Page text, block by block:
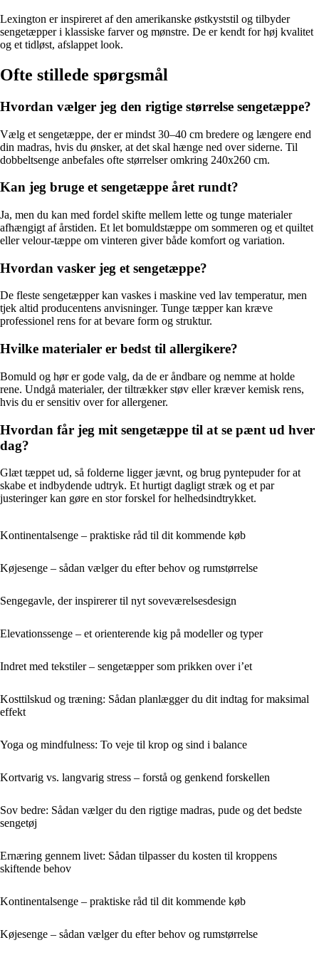
Lexington er inspireret af den amerikanske østkyststil og tilbyder
sengetæpper i klassiske farver og mønstre. De er kendt for høj kvalitet
og et tidløst, afslappet look.
Ofte stillede spørgsmål
Hvordan vælger jeg den rigtige størrelse sengetæppe?
Vælg et sengetæppe, der er mindst 30–40 cm bredere og længere end
din madras, hvis du ønsker, at det skal hænge ned over siderne. Til
dobbeltsenge anbefales ofte størrelser omkring 240x260 cm.
Kan jeg bruge et sengetæppe året rundt?
Ja, men du kan med fordel skifte mellem lette og tunge materialer
afhængigt af årstiden. Et let bomuldstæppe om sommeren og et quiltet
eller velour-tæppe om vinteren giver både komfort og variation.
Hvordan vasker jeg et sengetæppe?
De fleste sengetæpper kan vaskes i maskine ved lav temperatur, men
tjek altid producentens anvisninger. Tunge tæpper kan kræve
professionel rens for at bevare form og struktur.
Hvilke materialer er bedst til allergikere?
Bomuld og hør er gode valg, da de er åndbare og nemme at holde
rene. Undgå materialer, der tiltrækker støv eller kræver kemisk rens,
hvis du er sensitiv over for allergener.
Hvordan får jeg mit sengetæppe til at se pænt ud hver
dag?
Glæt tæppet ud, så folderne ligger jævnt, og brug pyntepuder for at
skabe et indbydende udtryk. Et hurtigt dagligt stræk og et par
justeringer kan gøre en stor forskel for helhedsindtrykket.
Kontinentalsenge – praktiske råd til dit kommende køb
Køjesenge – sådan vælger du efter behov og rumstørrelse
Sengegavle, der inspirerer til nyt soveværelsesdesign
Elevationssenge – et orienterende kig på modeller og typer
Indret med tekstiler – sengetæpper som prikken over i’et
Kosttilskud og træning: Sådan planlægger du dit indtag for maksimal
effekt
Yoga og mindfulness: To veje til krop og sind i balance
Kortvarig vs. langvarig stress – forstå og genkend forskellen
Sov bedre: Sådan vælger du den rigtige madras, pude og det bedste
sengetøj
Ernæring gennem livet: Sådan tilpasser du kosten til kroppens
skiftende behov
Kontinentalsenge – praktiske råd til dit kommende køb
Køjesenge – sådan vælger du efter behov og rumstørrelse